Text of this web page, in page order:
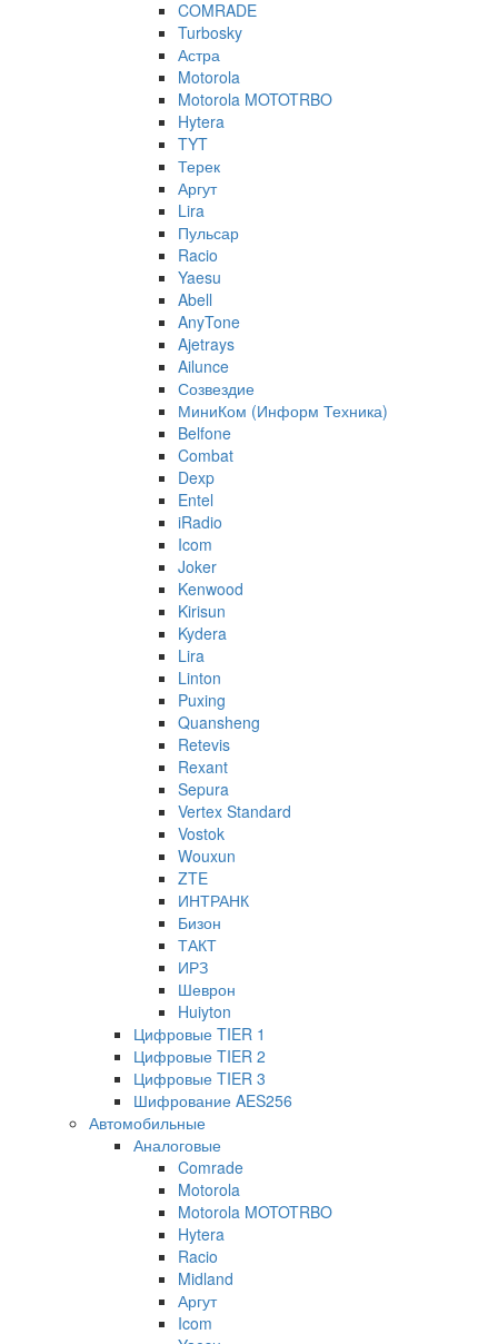
COMRADE
Turbosky
Астра
Motorola
Motorola MOTOTRBO
Hytera
TYT
Терек
Аргут
Lira
Пульсар
Racio
Yaesu
Abell
AnyTone
Ajetrays
Ailunce
Созвездие
МиниКом (Информ Техника)
Belfone
Combat
Dexp
Entel
iRadio
Icom
Joker
Kenwood
Kirisun
Kydera
Lira
Linton
Puxing
Quansheng
Retevis
Rexant
Sepura
Vertex Standard
Vostok
Wouxun
ZTE
ИНТРАНК
Бизон
ТАКТ
ИРЗ
Шеврон
Huiyton
Цифровые TIER 1
Цифровые TIER 2
Цифровые TIER 3
Шифрование AES256
Автомобильные
Аналоговые
Comrade
Motorola
Motorola MOTOTRBO
Hytera
Racio
Midland
Аргут
Icom